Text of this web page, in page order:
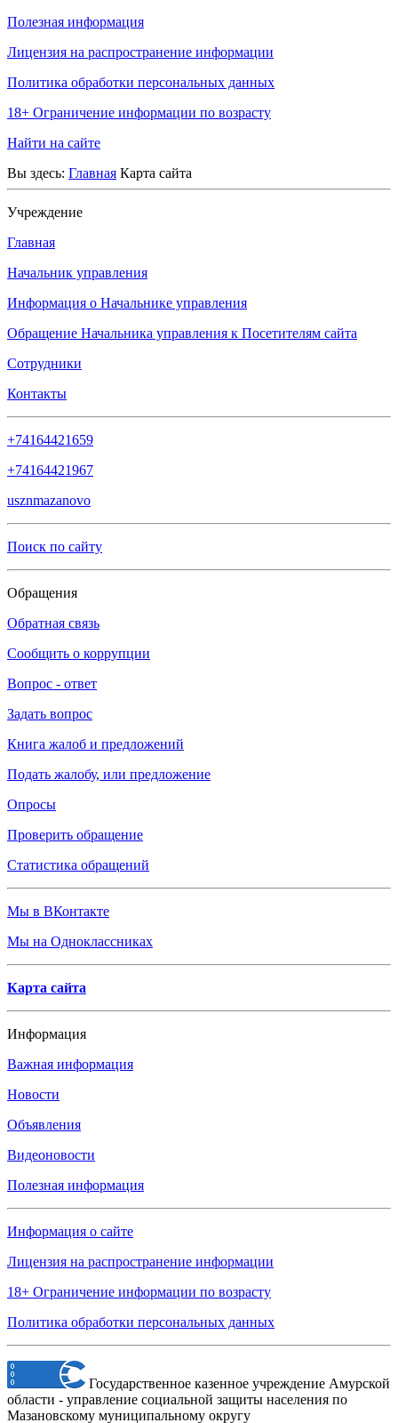
Полезная информация
Лицензия на распространение информации
Политика обработки персональных данных
18+ Ограничение информации по возрасту
Найти на сайте
Вы здесь: Главная Карта сайта
Учреждение
Главная
Начальник управления
Информация о Начальнике управления
Обращение Начальника управления к Посетителям сайта
Сотрудники
Контакты
+74164421659
+74164421967
usznmazanovo
Поиск по сайту
Обращения
Обратная связь
Сообщить о коррупции
Вопрос - ответ
Задать вопрос
Книга жалоб и предложений
Подать жалобу, или предложение
Опросы
Проверить обращение
Статистика обращений
Мы в ВКонтакте
Мы на Одноклассниках
Карта сайта
Информация
Важная информация
Новости
Объявления
Видеоновости
Полезная информация
Информация о сайте
Лицензия на распространение информации
18+ Ограничение информации по возрасту
Политика обработки персональных данных
Государственное казенное учреждение Амурской
области - управление социальной защиты населения по
Мазановскому муниципальному округу